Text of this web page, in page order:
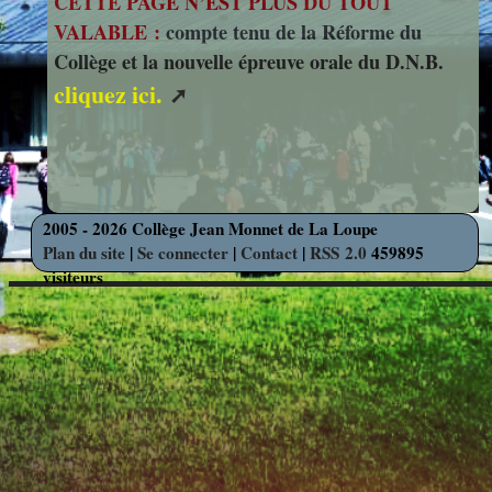
photos
Web
et Linux
Découverte
des
Métiers
Découverte
Professionnelle
Education
Musicale
Des Arts
Orientation
Voyages
et Sorties
indépendants
VALABLE : compte tenu de la Réforme du
Collège et la nouvelle épreuve orale du D.N.B.
cliquez ici.
2005 - 2026 Collège Jean Monnet de La Loupe
Plan du site |Se connecter |Contact |RSS 2.0 459895
visiteurs